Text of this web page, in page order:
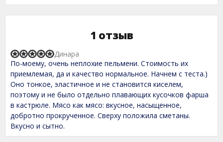
1 отзыв
R
a
t
e
d
5
,
0
o
u
t
По-моему, очень неплохие пельмени. Стоимость их
приемлемая, да и качество нормальное. Начнем с теста.)
Оно тонкое, эластичное и не становится киселем,
поэтому и не было отдельно плавающих кусочков фарша
в кастрюле. Мясо как мясо: вкусное, насыщенное,
добротно прокрученное. Сверху положила сметаны.
Вкусно и сытно.
Динара